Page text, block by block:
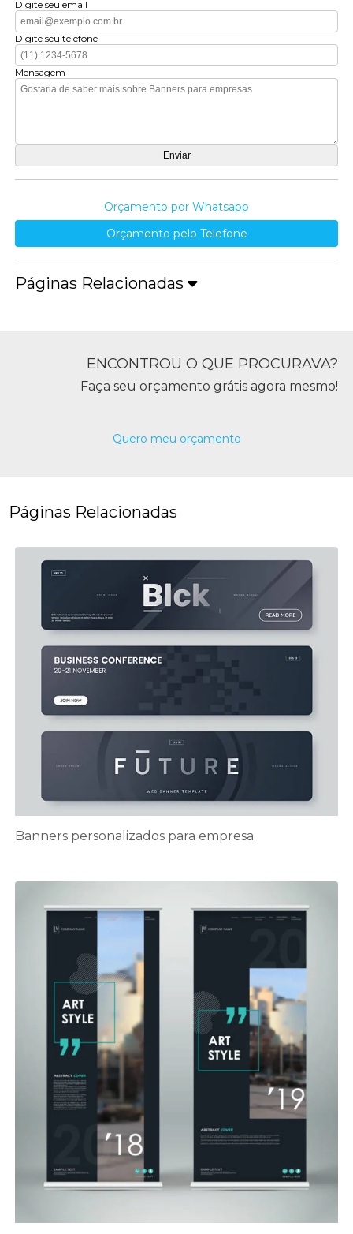
Digite seu email
Digite seu telefone
Mensagem
Orçamento por Whatsapp
Orçamento pelo Telefone
Páginas Relacionadas
ENCONTROU O QUE PROCURAVA?
Faça seu orçamento grátis agora mesmo!
Quero meu orçamento
Páginas Relacionadas
Banners personalizados para empresa